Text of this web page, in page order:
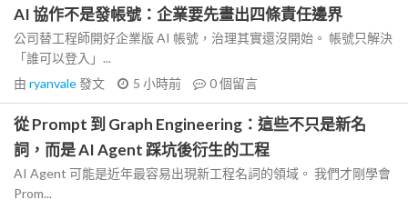
AI 協作不是發帳號：企業要先畫出四條責任邊界
公司替工程師開好企業版 AI 帳號，治理其實還沒開始。 帳號只解決
「誰可以登入」...
由 ryanvale發文 5 小時前 0個留言
從 Prompt 到 Graph Engineering：這些不只是新名
詞，而是 AI Agent 踩坑後衍生的工程
AI Agent 可能是近年最容易出現新工程名詞的領域。 我們才剛學會
Prom...